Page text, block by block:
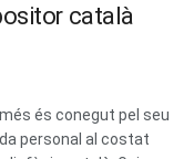
català
és conegut pel seu
personal al costat